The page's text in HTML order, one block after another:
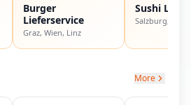
Burger
Lieferservice
Graz, Wien, Linz
Sushi
Salzburg,
More